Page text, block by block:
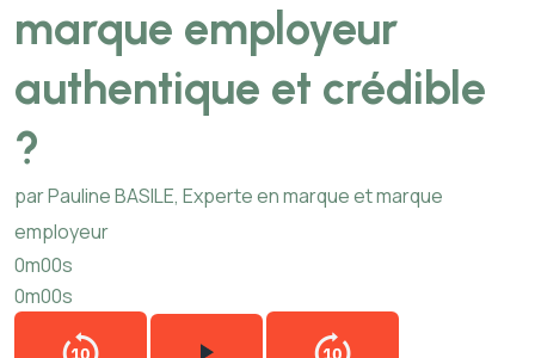
marque employeur
authentique et crédible
?
par Pauline BASILE, Experte en marque et marque
employeur
0m00s
0m00s